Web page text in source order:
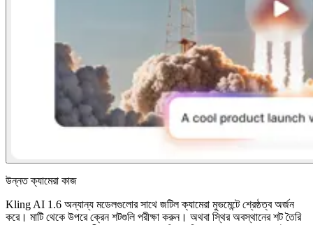
উন্নত ক্যামেরা কাজ
Kling AI 1.6 অন্যান্য মডেলগুলোর সাথে জটিল ক্যামেরা মুভমেন্টে শ্রেষ্ঠত্ব অর্জন
করে। মাটি থেকে উপরে ক্রেন শটগুলি পরীক্ষা করুন। অথবা স্থির অবস্থানের শট তৈরি